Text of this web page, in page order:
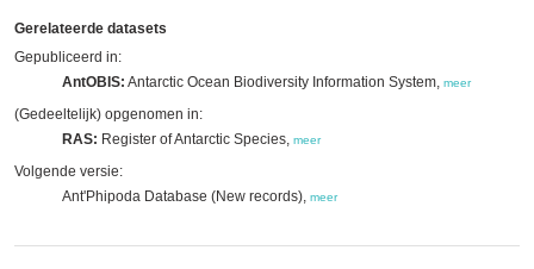
Gerelateerde datasets
Gepubliceerd in:
AntOBIS: Antarctic Ocean Biodiversity Information System, meer
(Gedeeltelijk) opgenomen in:
RAS: Register of Antarctic Species, meer
Volgende versie:
Ant'Phipoda Database (New records), meer